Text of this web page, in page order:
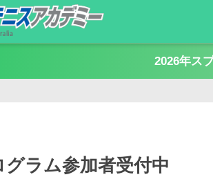
2026年ス
ラム参加者受付中